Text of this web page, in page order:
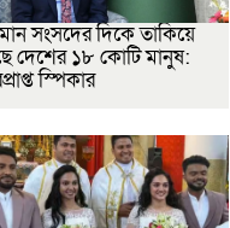
সংসদের দিকে তাকিয়ে
দেশের ১৮ কোটি মানুষ:
স্পিকার